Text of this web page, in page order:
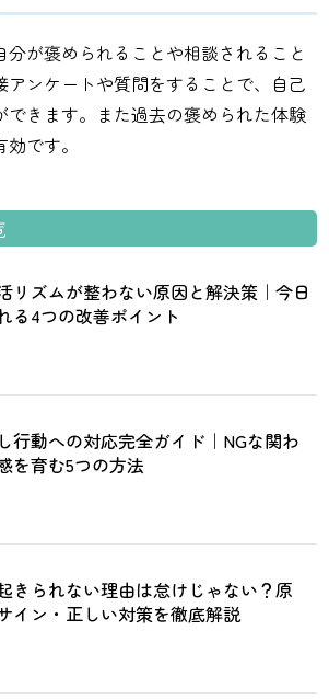
分が褒められることや相談されること
アンケートや質問をすることで、自己
できます。また過去の褒められた体験
です。
リズムが整わない原因と解決策｜今日
る4つの改善ポイント
行動への対応完全ガイド｜NGな関わ
を育む5つの方法
きられない理由は怠けじゃない？原
イン・正しい対策を徹底解説